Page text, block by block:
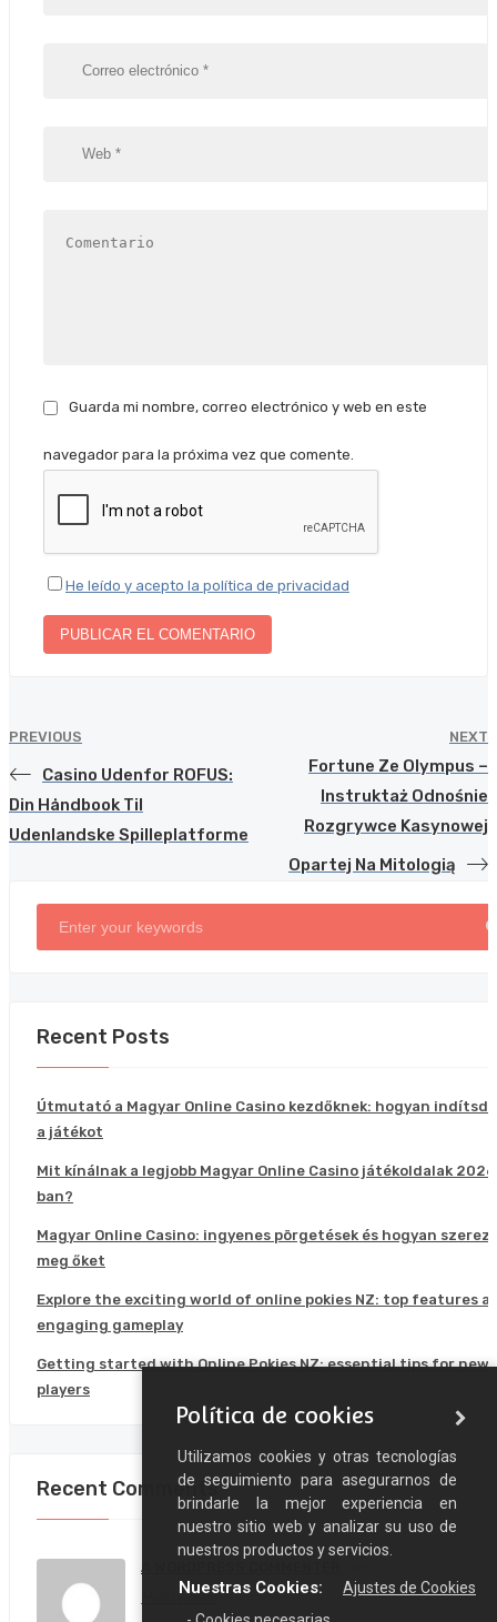
Guarda mi nombre, correo electrónico y web en este
navegador para la próxima vez que comente.
He leído y acepto la política de privacidad
PREVIOUS
Casino Udenfor ROFUS:
Din Håndbook Til
Udenlandske Spilleplatforme
NEXT
Fortune Ze Olympus –
Instruktaż Odnośnie
Rozgrywce Kasynowej
Opartej Na Mitologią
Recent Posts
Útmutató a Magyar Online Casino kezdőknek: hogyan indítsd
a játékot
Mit kínálnak a legjobb Magyar Online Casino játékoldalak
ban?
Magyar Online Casino: ingyenes pörgetések és hogyan
meg őket
Explore the exciting world of online pokies NZ: top features
engaging gameplay
Getting started with Online Pokies NZ: essential tips for new
players
Recent Comments
A WORDPRESS COMMENTER
Hello world!
Política de cookies
Utilizamos cookies y otras tecnologías
de seguimiento para asegurarnos de
brindarle la mejor experiencia en
nuestro sitio web y analizar su uso de
nuestros productos y servicios.
Ajustes de Cookies
Nuestras Cookies: